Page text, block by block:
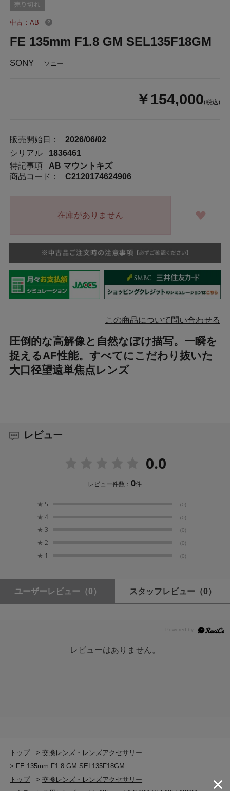
中古：AB
FE 135mm F1.8 GM SEL135F18GM
SONY ソニー
￥154,000(税込)
販売開始日：
2026/06/02
シリアル
1836461
特記事項
AB マウントキズ
商品コード：
C2120174624906
在庫がありません
この商品について問い合わせる
圧倒的な高解像と自然なぼけ描写。一瞬を
捉えるAF性能。すべてにこだわり抜いた
大口径望遠単焦点レンズ
レビュー
0.0
レビュー件数：0件
★ 5 (0)
★ 4 (0)
★ 3 (0)
★ 2 (0)
★ 1 (0)
ユーザーレビュー （0） スタッフレビュー （0）
レビューはありません。
トップ >交換レンズ・レンズアクセサリー
> FE 135mm F1.8 GM SEL135F18GM
トップ
>交換レンズ・レンズアクセサリー